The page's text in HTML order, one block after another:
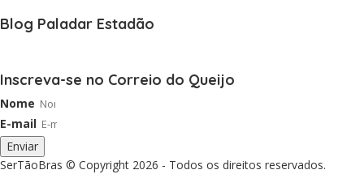
Blog Paladar Estadão
Inscreva-se no Correio do Queijo
Nome
E-mail
Enviar
SerTãoBras © Copyright 2026 - Todos os direitos reservados.